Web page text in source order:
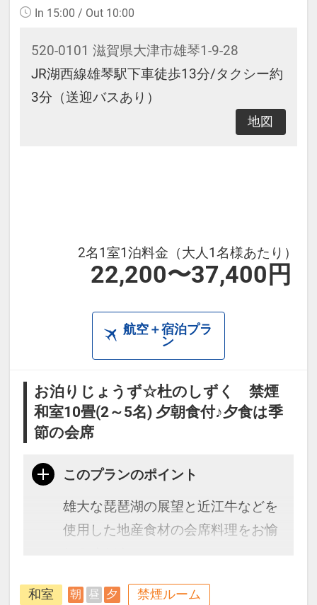
In 15:00 / Out 10:00
520-0101 滋賀県大津市雄琴1-9-28
JR湖西線雄琴駅下車徒歩13分/タクシー約
3分（送迎バスあり）
地図
2名1室1泊料金（大人1名様あたり）
22,200〜37,400円
航空＋宿泊プラ
ン
お泊りじょうず☆杜のしずく 禁煙
和室10畳(2～5名) 夕朝食付♪夕食は季
節の会席
このプランのポイント
雄大な琵琶湖の展望と近江牛などを
使用した地産食材の会席料理をお愉
＜お部屋タイプ＞杜のしずく 和室
和室 朝 昼 夕 禁煙ルーム